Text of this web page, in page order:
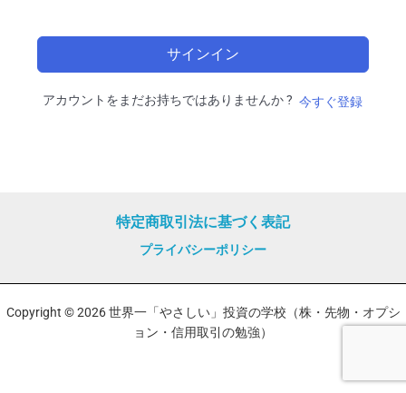
サインイン
アカウントをまだお持ちではありませんか ? 今すぐ登録
特定商取引法に基づく表記
プライバシーポリシー
Copyright © 2026 世界一「やさしい」投資の学校（株・先物・オプシ
ョン・信用取引の勉強）